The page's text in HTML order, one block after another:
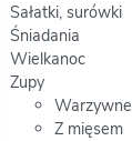
Sałatki, surówki
Śniadania
Wielkanoc
Zupy
Warzywne
Z mięsem